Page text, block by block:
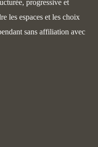
progressive et
les espaces et les choix
sans affiliation avec